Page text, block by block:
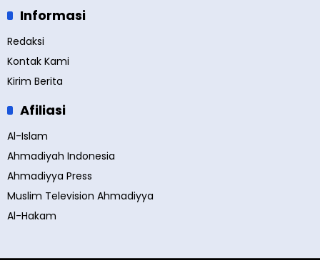
Informasi
Redaksi
Kontak Kami
Kirim Berita
Afiliasi
Al-Islam
Ahmadiyah Indonesia
Ahmadiyya Press
Muslim Television Ahmadiyya
Al-Hakam